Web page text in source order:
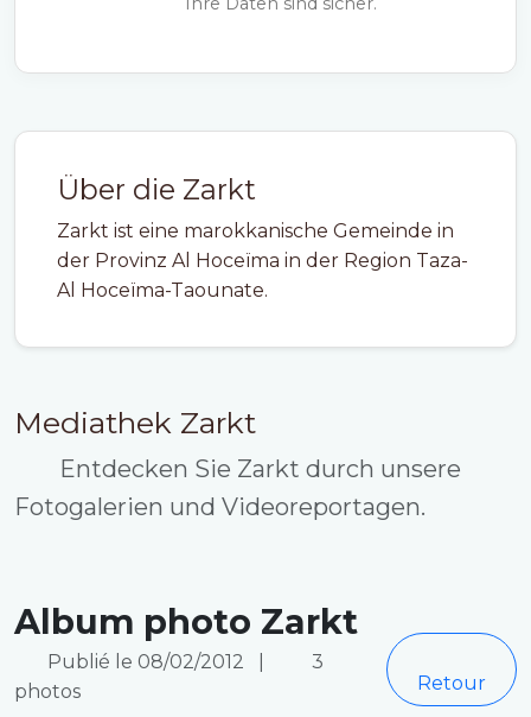
Über die Zarkt
Zarkt ist eine marokkanische Gemeinde in
der Provinz Al Hoceïma in der Region Taza-
Al Hoceïma-Taounate.
Mediathek Zarkt
Entdecken Sie Zarkt durch unsere
Fotogalerien und Videoreportagen.
Album photo Zarkt
Publié le 08/02/2012
3
photos
Retour